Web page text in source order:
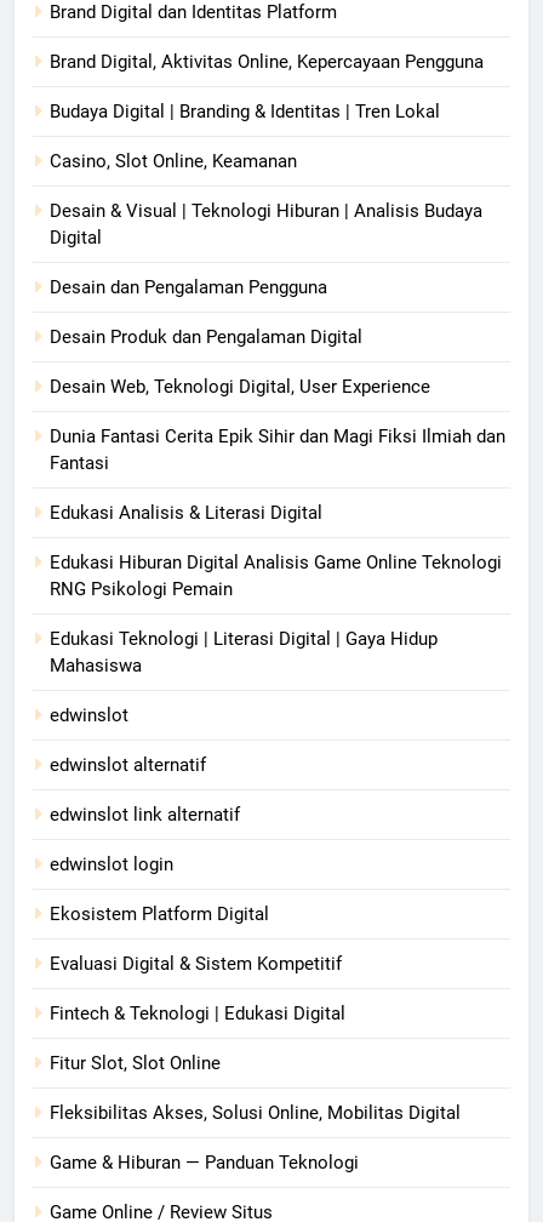
Brand Digital dan Identitas Platform
Brand Digital, Aktivitas Online, Kepercayaan Pengguna
Budaya Digital | Branding & Identitas | Tren Lokal
Casino, Slot Online, Keamanan
Desain & Visual | Teknologi Hiburan | Analisis Budaya
Digital
Desain dan Pengalaman Pengguna
Desain Produk dan Pengalaman Digital
Desain Web, Teknologi Digital, User Experience
Dunia Fantasi Cerita Epik Sihir dan Magi Fiksi Ilmiah dan
Fantasi
Edukasi Analisis & Literasi Digital
Edukasi Hiburan Digital Analisis Game Online Teknologi
RNG Psikologi Pemain
Edukasi Teknologi | Literasi Digital | Gaya Hidup
Mahasiswa
edwinslot
edwinslot alternatif
edwinslot link alternatif
edwinslot login
Ekosistem Platform Digital
Evaluasi Digital & Sistem Kompetitif
Fintech & Teknologi | Edukasi Digital
Fitur Slot, Slot Online
Fleksibilitas Akses, Solusi Online, Mobilitas Digital
Game & Hiburan — Panduan Teknologi
Game Online / Review Situs